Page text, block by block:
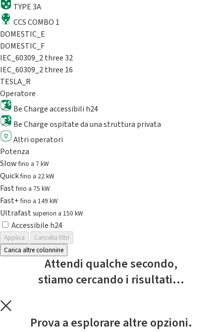
TYPE 3A
CCS COMBO 1
DOMESTIC_E
DOMESTIC_F
IEC_60309_2 three 32
IEC_60309_2 three 16
TESLA_R
Operatore
Be Charge accessibili h24
Be Charge ospitate da una struttura privata
Altri operatori
Potenza
Slowfino a 7 kW
Quickfino a 22 kW
Fastfino a 75 kW
Fast+fino a 149 kW
Ultrafast superiori a 150 kW
Accessibile h24
Applica
Cancella filtri
Carica altre colonnine
Attendi qualche secondo,
stiamo cercando i risultati...
Prova a esplorare altre opzioni.